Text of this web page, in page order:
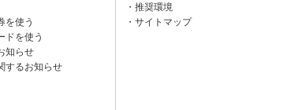
を使う
ドを使う
知らせ
するお知らせ
推奨環境
サイトマップ